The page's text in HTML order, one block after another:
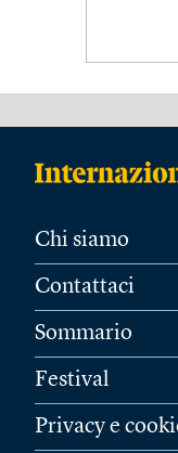
Chi siamo
Contattaci
Sommario
Festival
Privacy e